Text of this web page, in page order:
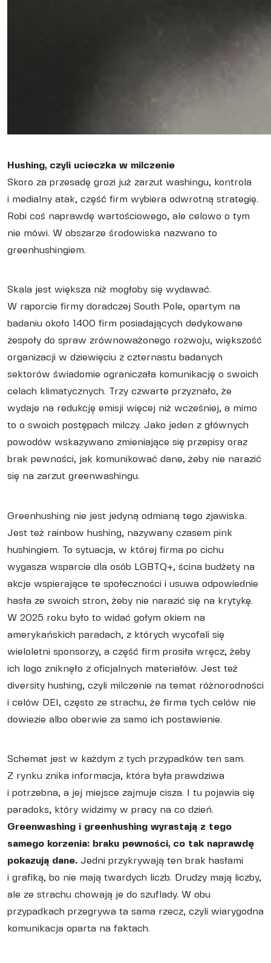
Hushing, czyli ucieczka w milczenie
Skoro za przesadę grozi już zarzut washingu, kontrola
i medialny atak, część firm wybiera odwrotną strategię.
Robi coś naprawdę wartościowego, ale celowo o tym
nie mówi. W obszarze środowiska nazwano to
greenhushingiem.
Skala jest większa niż mogłoby się wydawać.
W raporcie firmy doradczej South Pole, opartym na
badaniu około 1400 firm posiadających dedykowane
zespoły do spraw zrównoważonego rozwoju, większość
organizacji w dziewięciu z czternastu badanych
sektorów świadomie ograniczała komunikację o swoich
celach klimatycznych. Trzy czwarte przyznało, że
wydaje na redukcję emisji więcej niż wcześniej, a mimo
to o swoich postępach milczy. Jako jeden z głównych
powodów wskazywano zmieniające się przepisy oraz
brak pewności, jak komunikować dane, żeby nie narazić
się na zarzut greenwashingu.
Greenhushing nie jest jedyną odmianą tego zjawiska.
Jest też rainbow hushing, nazywany czasem pink
hushingiem. To sytuacja, w której firma po cichu
wygasza wsparcie dla osób LGBTQ+, ścina budżety na
akcje wspierające te społeczności i usuwa odpowiednie
hasła ze swoich stron, żeby nie narazić się na krytykę.
W 2025 roku było to widać gołym okiem na
amerykańskich paradach, z których wycofali się
wieloletni sponsorzy, a część firm prosiła wręcz, żeby
ich logo zniknęło z oficjalnych materiałów. Jest też
diversity hushing, czyli milczenie na temat różnorodności
i celów DEI, często ze strachu, że firma tych celów nie
dowiezie albo oberwie za samo ich postawienie.
Schemat jest w każdym z tych przypadków ten sam.
Z rynku znika informacja, która była prawdziwa
i potrzebna, a jej miejsce zajmuje cisza. I tu pojawia się
paradoks, który widzimy w pracy na co dzień.
Greenwashing i greenhushing wyrastają z tego
samego korzenia: braku pewności, co tak naprawdę
pokazują dane. Jedni przykrywają ten brak hasłami
i grafiką, bo nie mają twardych liczb. Drudzy mają liczby,
ale ze strachu chowają je do szuflady. W obu
przypadkach przegrywa ta sama rzecz, czyli wiarygodna
komunikacja oparta na faktach.